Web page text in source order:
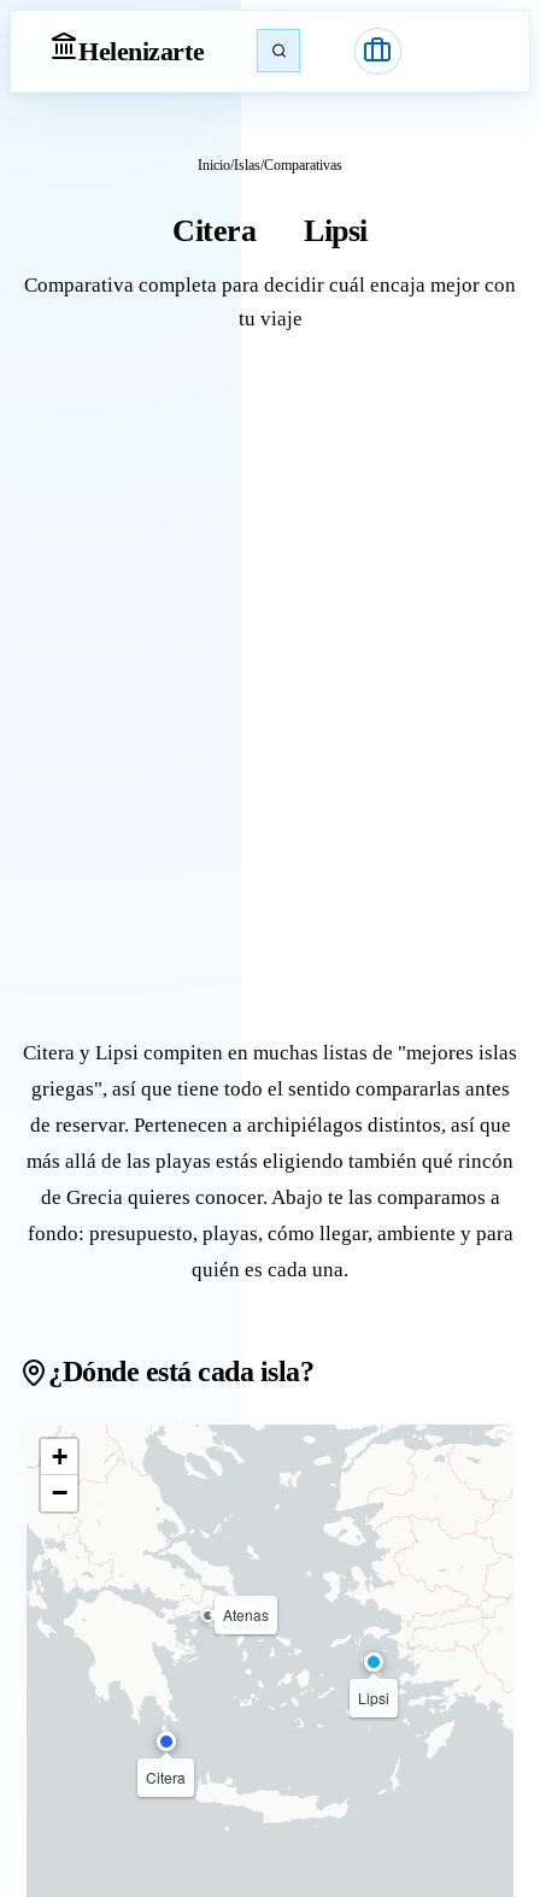
Helenizarte
Inicio/Islas/Comparativas
Citera Lipsi
Comparativa completa para decidir cuál encaja mejor con
tu viaje
Citera y Lipsi compiten en muchas listas de "mejores islas
griegas", así que tiene todo el sentido compararlas antes
de reservar. Pertenecen a archipiélagos distintos, así que
más allá de las playas estás eligiendo también qué rincón
de Grecia quieres conocer. Abajo te las comparamos a
fondo: presupuesto, playas, cómo llegar, ambiente y para
quién es cada una.
¿Dónde está cada isla?
Citera
Lipsi
Atenas
+
−